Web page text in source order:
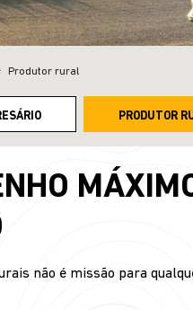
Produtor rural
PRODUTOR
não é missão para